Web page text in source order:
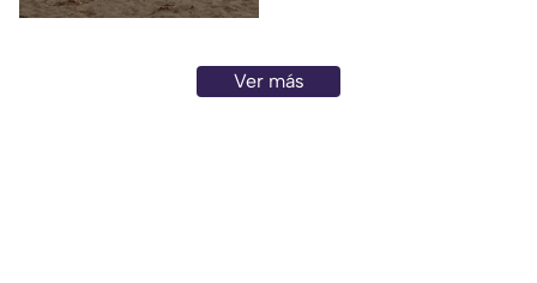
Ver más